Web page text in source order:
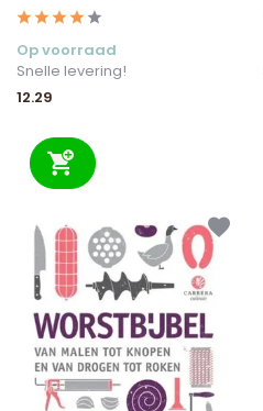
Op voorraad
Snelle levering!
12.29